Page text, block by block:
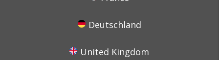
Deutschland
United Kingdom